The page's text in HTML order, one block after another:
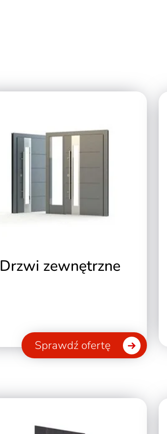
Drzwi zewnętrzne
Sprawdź ofertę